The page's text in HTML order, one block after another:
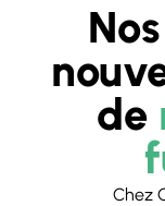
de
Chez